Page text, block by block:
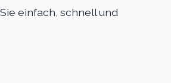
einfach, schnell und